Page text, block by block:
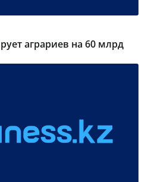
аграриев на 60 млрд